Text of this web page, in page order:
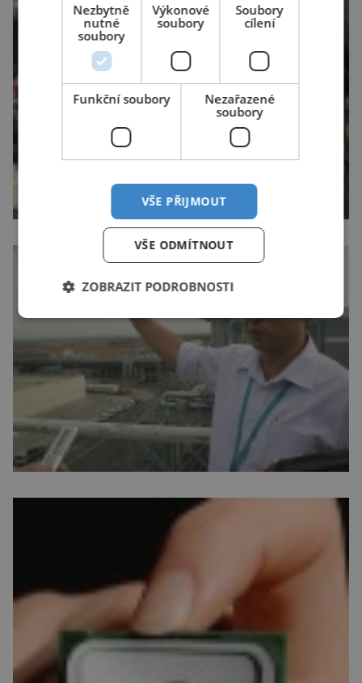
Nezbytně
nutné
soubory
Výkonové
soubory
Soubory
cílení
Funkční soubory
Nezařazené
soubory
VŠE PŘIJMOUT
VŠE ODMÍTNOUT
ZOBRAZIT PODROBNOSTI